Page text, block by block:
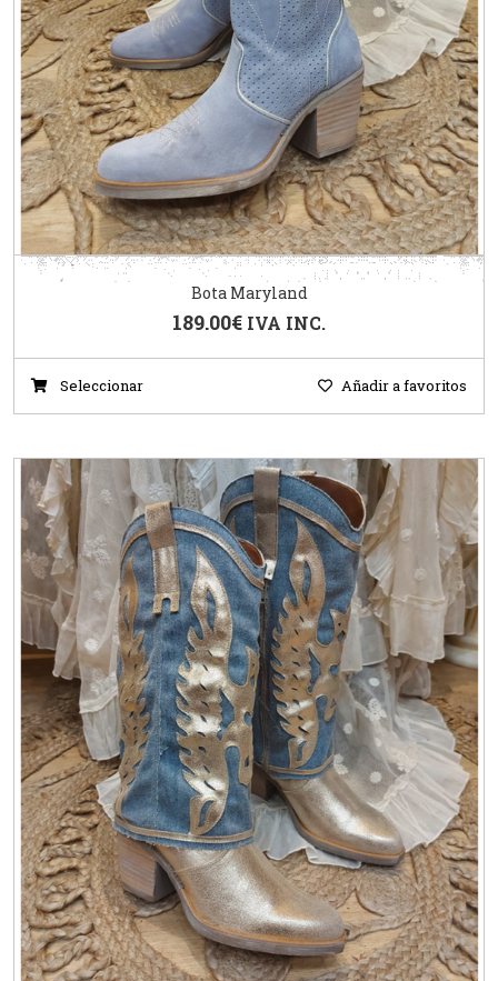
Bota Maryland
189.00€ IVA INC.
Seleccionar Añadir a favoritos